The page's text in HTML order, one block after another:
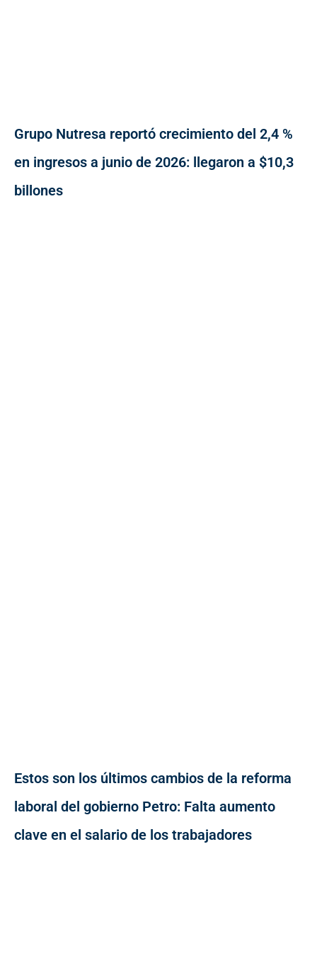
Grupo Nutresa reportó crecimiento del 2,4 %
en ingresos a junio de 2026: llegaron a $10,3
billones
Estos son los últimos cambios de la reforma
laboral del gobierno Petro: Falta aumento
clave en el salario de los trabajadores